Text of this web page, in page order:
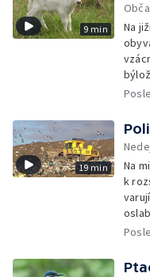
9 min
Na
po
19 min
Na
k